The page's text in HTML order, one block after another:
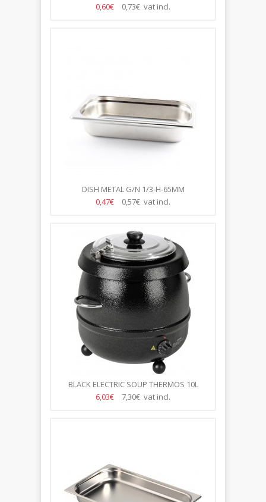
0,60€
0,73€ vat incl.
DISH METAL G/N 1/3-H-65MM
0,47€
0,57€ vat incl.
BLACK ELECTRIC SOUP THERMOS 10L
6,03€
7,30€ vat incl.